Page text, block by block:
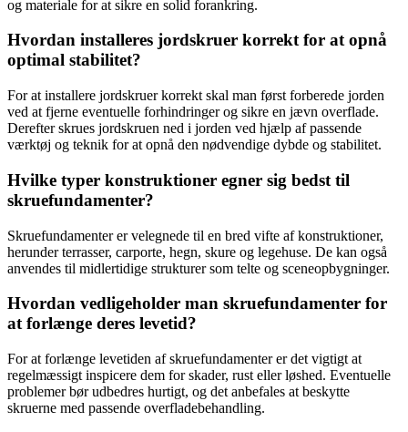
og materiale for at sikre en solid forankring.
Hvordan installeres jordskruer korrekt for at opnå
optimal stabilitet?
For at installere jordskruer korrekt skal man først forberede jorden
ved at fjerne eventuelle forhindringer og sikre en jævn overflade.
Derefter skrues jordskruen ned i jorden ved hjælp af passende
værktøj og teknik for at opnå den nødvendige dybde og stabilitet.
Hvilke typer konstruktioner egner sig bedst til
skruefundamenter?
Skruefundamenter er velegnede til en bred vifte af konstruktioner,
herunder terrasser, carporte, hegn, skure og legehuse. De kan også
anvendes til midlertidige strukturer som telte og sceneopbygninger.
Hvordan vedligeholder man skruefundamenter for
at forlænge deres levetid?
For at forlænge levetiden af skruefundamenter er det vigtigt at
regelmæssigt inspicere dem for skader, rust eller løshed. Eventuelle
problemer bør udbedres hurtigt, og det anbefales at beskytte
skruerne med passende overfladebehandling.